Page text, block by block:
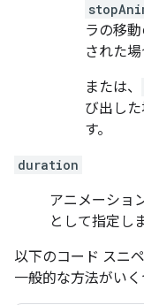
ラの移
された場
または、
び出し
す。
duration
アニメーショ
として指定し
以下のコード スニ
一般的な方法がいく